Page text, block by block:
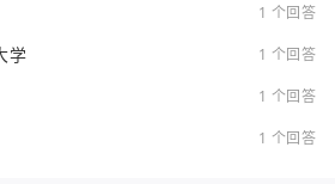
1 个回答
学 1 个回答
1 个回答
1 个回答